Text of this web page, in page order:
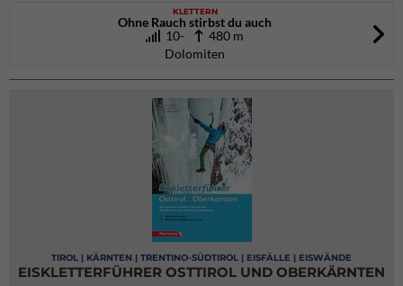
KLETTERN
Ohne Rauch stirbst du auch
10-
480 m
Dolomiten
TIROL | KÄRNTEN | TRENTINO-SÜDTIROL | EISFÄLLE | EISWÄNDE
EISKLETTERFÜHRER OSTTIROL UND OBERKÄRNTEN